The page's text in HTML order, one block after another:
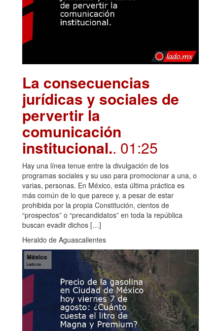
La consecuencias
jurídicas y sociales de
pervertir la
comunicación
institucional.. 01:25
Hay una línea tenue entre la divulgación de los
programas sociales y su uso para promocionar a una, o
varias, personas. En México, esta última práctica es
más común de lo que parece y, a pesar de estar
prohibida por la propia Constitución, cientos de
“prospectos” o “precandidatos” en toda la república
buscan evadir dichos […]
Heraldo de Aguascalientes